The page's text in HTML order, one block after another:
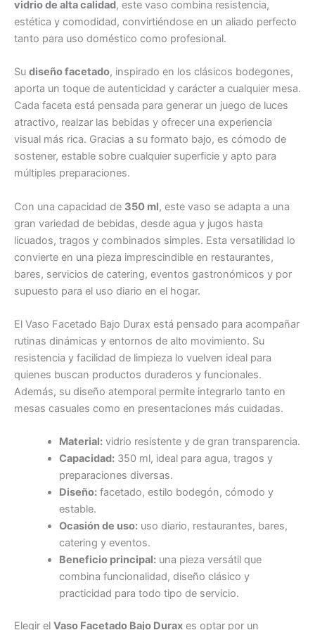
vidrio de alta calidad, este vaso combina resistencia,
estética y comodidad, convirtiéndose en un aliado perfecto
tanto para uso doméstico como profesional.
Su diseño facetado, inspirado en los clásicos bodegones,
aporta un toque de autenticidad y carácter a cualquier mesa.
Cada faceta está pensada para generar un juego de luces
atractivo, realzar las bebidas y ofrecer una experiencia
visual más rica. Gracias a su formato bajo, es cómodo de
sostener, estable sobre cualquier superficie y apto para
múltiples preparaciones.
Con una capacidad de 350 ml, este vaso se adapta a una
gran variedad de bebidas, desde agua y jugos hasta
licuados, tragos y combinados simples. Esta versatilidad lo
convierte en una pieza imprescindible en restaurantes,
bares, servicios de catering, eventos gastronómicos y por
supuesto para el uso diario en el hogar.
El Vaso Facetado Bajo Durax está pensado para acompañar
rutinas dinámicas y entornos de alto movimiento. Su
resistencia y facilidad de limpieza lo vuelven ideal para
quienes buscan productos duraderos y funcionales.
Además, su diseño atemporal permite integrarlo tanto en
mesas casuales como en presentaciones más cuidadas.
Material:vidrio resistente y de gran transparencia.
Capacidad:350 ml, ideal para agua, tragos y
preparaciones diversas.
Diseño:facetado, estilo bodegón, cómodo y
estable.
Ocasión de uso:uso diario, restaurantes, bares,
catering y eventos.
Beneficio principal:una pieza versátil que
combina funcionalidad, diseño clásico y
practicidad para todo tipo de servicio.
Elegir el Vaso Facetado Bajo Durax es optar por un